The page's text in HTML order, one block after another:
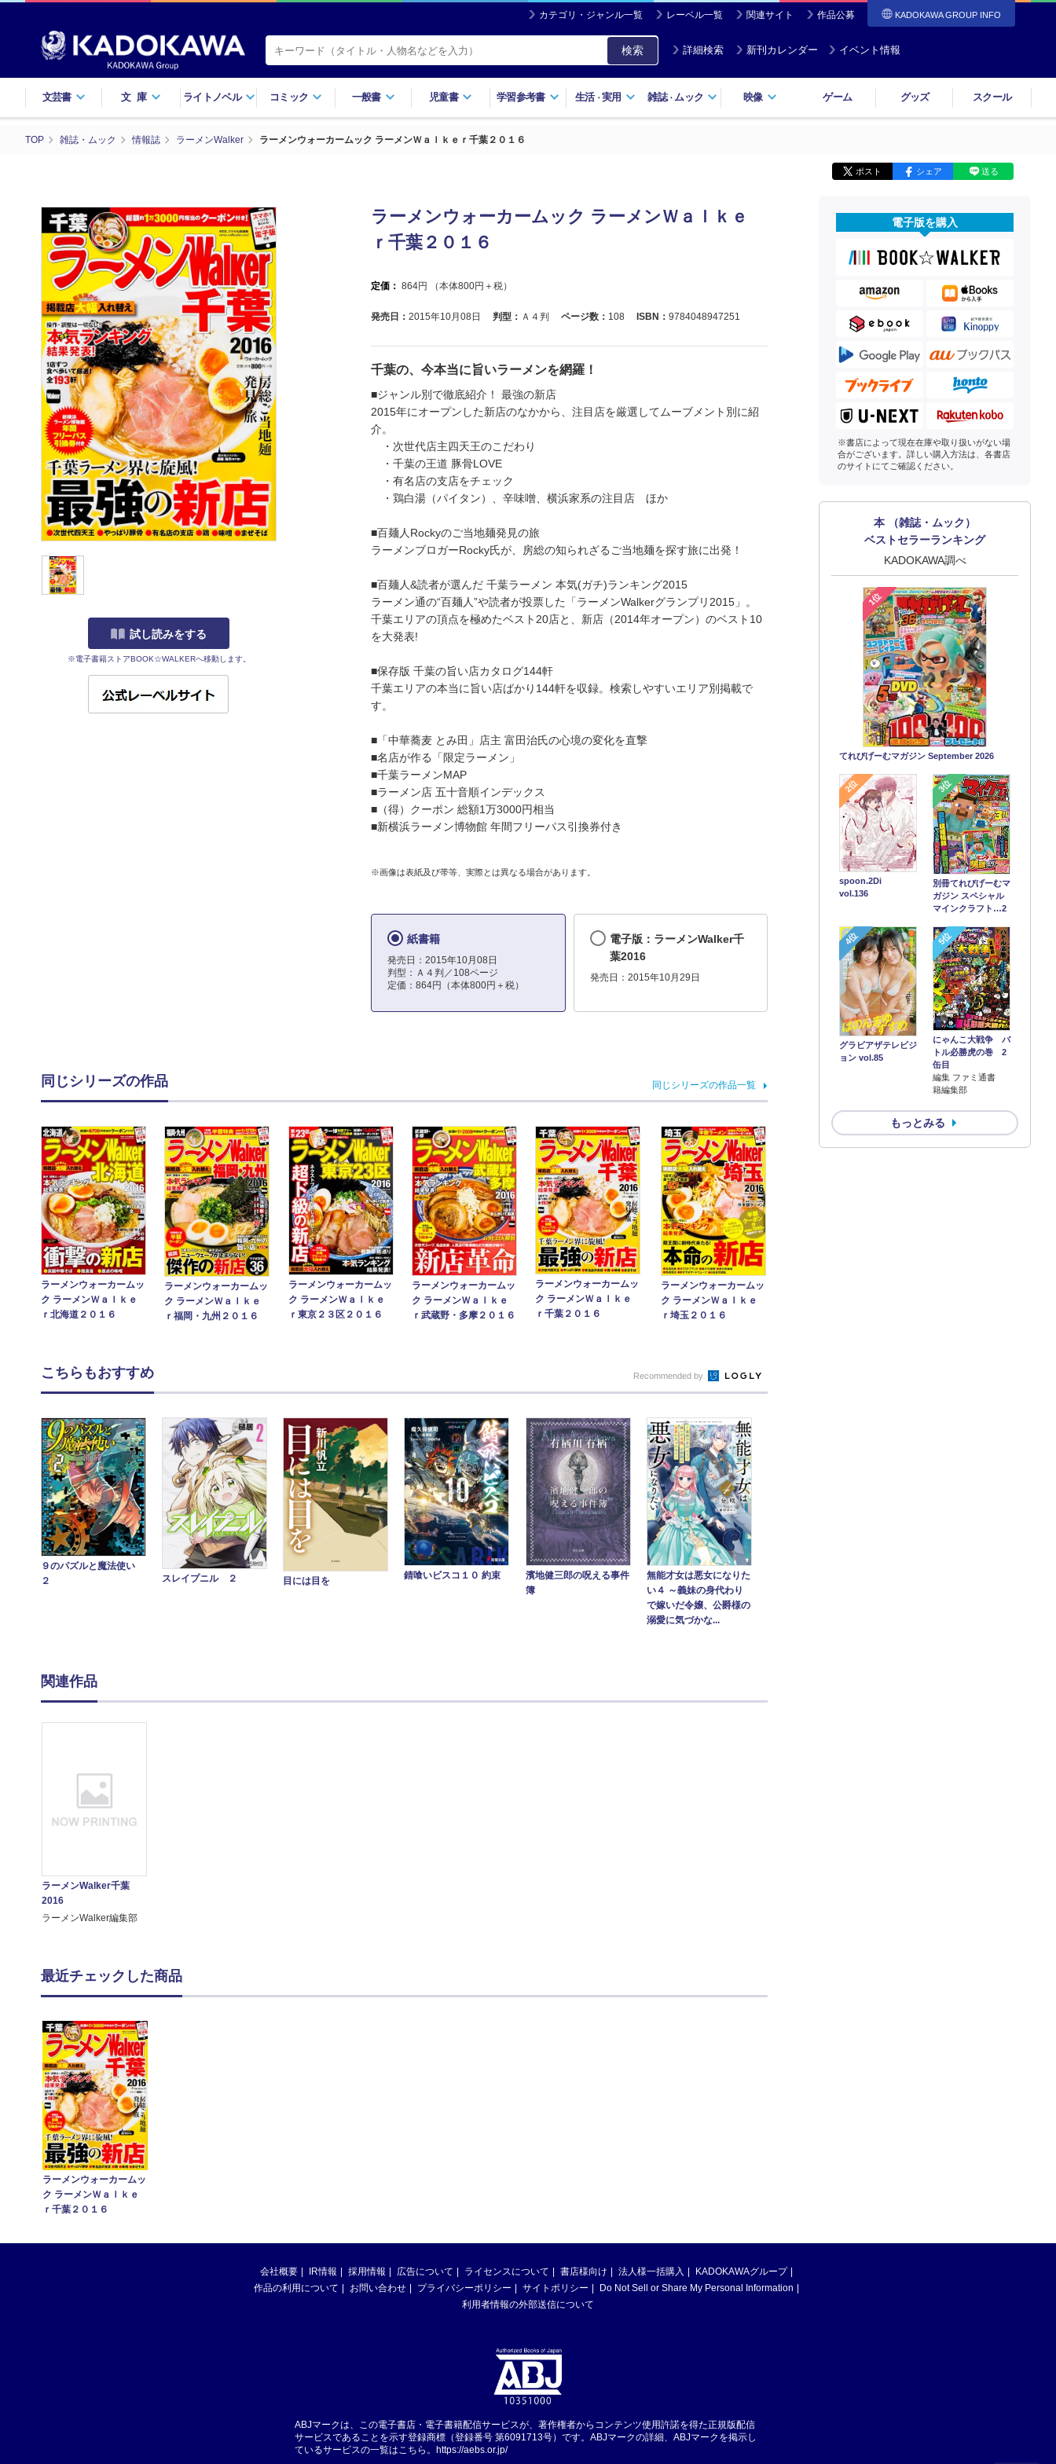
カテゴリ・ジャンル一覧 レーベル一覧 関連サイト 作品公募 KADOKAWA GROUP INFO
検索 詳細検索 新刊カレンダー イベント情報
文芸書 文庫 ライトノベル コミック 一般書 児童書 学習参考書 生活・実用 雑誌・ ムック 映像 ゲーム グッズ スクール
TOP 雑誌・ムック 情報誌 ラーメンWalker ラーメンウォーカームック ラーメンＷａｌｋｅｒ千葉２０１６
ポスト シェア 送る
試し読みをする
※電子書籍ストアBOOK☆WALKERへ移動します。
ラーメンウォーカームック ラーメンＷａｌｋｅ
ｒ千葉２０１６
定価： 864円 （本体800円＋税）
発売日： 2015年10月08日 判型： Ａ４判 ページ数： 108 ISBN： 9784048947251
千葉の、今本当に旨いラーメンを網羅！
■ジャンル別で徹底紹介！ 最強の新店
2015年にオープンした新店のなかから、注目店を厳選してムーブメント別に紹
介。
・次世代店主四天王のこだわり
・千葉の王道 豚骨LOVE
・有名店の支店をチェック
・鶏白湯（パイタン）、辛味噌、横浜家系の注目店 ほか
■百麺人Rockyのご当地麺発見の旅
ラーメンブロガーRocky氏が、房総の知られざるご当地麺を探す旅に出発！
■百麺人&読者が選んだ 千葉ラーメン 本気(ガチ)ランキング2015
ラーメン通の“百麺人”や読者が投票した「ラーメンWalkerグランプリ2015」。
千葉エリアの頂点を極めたベスト20店と、新店（2014年オープン）のベスト10
を大発表!
■保存版 千葉の旨い店カタログ144軒
千葉エリアの本当に旨い店ばかり144軒を収録。検索しやすいエリア別掲載で
す。
■「中華蕎麦 とみ田」店主 富田治氏の心境の変化を直撃
■名店が作る「限定ラーメン」
■千葉ラーメンMAP
■ラーメン店 五十音順インデックス
■（得）クーポン 総額1万3000円相当
■新横浜ラーメン博物館 年間フリーパス引換券付き
※画像は表紙及び帯等、実際とは異なる場合があります。
紙書籍
発売日：2015年10月08日
判型：Ａ４判／108ページ
定価：864円（本体800円＋税）
電子版：ラーメンWalker千
葉2016
発売日：2015年10月29日
同じシリーズの作品 同じシリーズの作品一覧
ラーメンウォーカームッ
ク ラーメンＷａｌｋｅ
ｒ北海道２０１６
ラーメンウォーカームッ
ク ラーメンＷａｌｋｅ
ｒ福岡・九州２０１６
ラーメンウォーカームッ
ク ラーメンＷａｌｋｅ
ｒ東京２３区２０１６
ラーメンウォーカームッ
ク ラーメンＷａｌｋｅ
ｒ武蔵野・多摩２０１６
ラーメンウォーカームッ
ク ラーメンＷａｌｋｅ
ｒ千葉２０１６
ラーメンウォーカームッ
ク ラーメンＷａｌｋｅ
ｒ埼玉２０１６
電子版を購入
※書店によって現在在庫や取り扱いがない場
合がございます。詳しい購入方法は、各書店
のサイトにてご確認ください。
本 （雑誌・ムック）
ベストセラーランキング
KADOKAWA調べ
1位
てれびげーむマガジン September 2026
2位
spoon.2Di
vol.136
3位
別冊てれびげーむマ
ガジン スペシャル
マインクラフト…2
4位
グラビアザテレビジ
ョン vol.85
5位
にゃんこ大戦争 バ
トル必勝虎の巻 2
缶目
編集 ファミ通書
籍編集部
もっとみる
こちらもおすすめ Recommended by
９のパズルと魔法使い
２
スレイプニル ２ 目には目を 錆喰いビスコ１０ 約束
濱地健三郎の呪える事件
簿
無能才女は悪女になりた
い４ ～義妹の身代わり
で嫁いだ令嬢、公爵様の
溺愛に気づかな...
関連作品
ラーメンWalker千葉
2016
ラーメンWalker編集部
最近チェックした商品
ラーメンウォーカームッ
ク ラーメンＷａｌｋｅ
ｒ千葉２０１６
会社概要 IR情報 採用情報 広告について ライセンスについて 書店様向け 法人様一括購入
KADOKAWAグループ
作品の利用について
お問い合わせ プライバシーポリシー サイトポリシー
Do Not Sell or Share My Personal Information
利用者情報の外部送信について
ABJマークは、この電子書店・電子書籍配信サービスが、著作権者からコンテンツ使用許諾を得た正規版配信
サービスであることを示す登録商標（登録番号 第6091713号）です。ABJマークの詳細、ABJマークを掲示し
ているサービスの一覧はこちら。 https://aebs.or.jp/